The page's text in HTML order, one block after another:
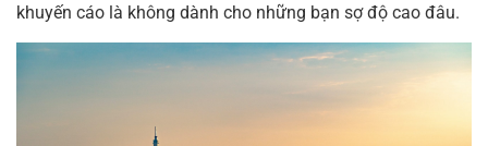
khuyến cáo là không dành cho những bạn sợ độ cao đâu.